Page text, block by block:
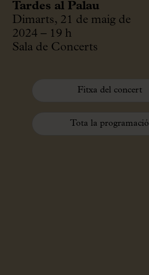
Tardes al Palau
Dimarts, 21 de maig de
2024 – 19 h
Sala de Concerts
Fitxa del concert
Tota la programació